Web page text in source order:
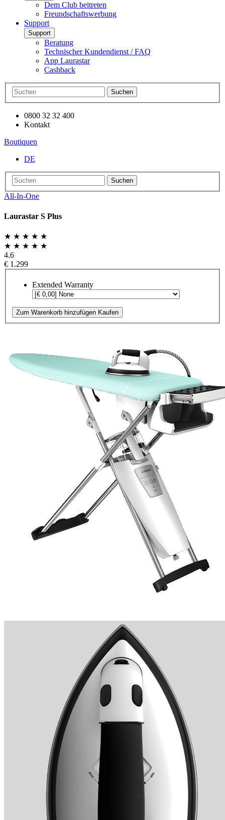
Dem Club beitreten
Freundschaftswerbung
Support
Support
Beratung
Technischer Kundendienst / FAQ
App Laurastar
Cashback
Suchen
0800 32 32 400
Kontakt
Boutiquen
DE
Suchen
All-In-One
Laurastar S Plus
★ ★ ★ ★ ★
★ ★ ★ ★ ★
4.6
€ 1.299
Extended Warranty
Zum Warenkorb hinzufügen Kaufen